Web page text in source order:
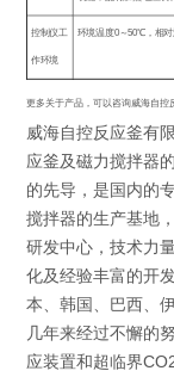
控制仪工
作环境
环境温度0～50℃ ，相
更多关于产品，可以咨询威海自控
威海自控反应釜有
应釜及磁力搅拌器
的先导，是国内的
搅拌器的生产基地
研发中心，技术力
化及经验丰富的开
本、韩国、巴西、
几年来经过不懈的
应装置和超临界